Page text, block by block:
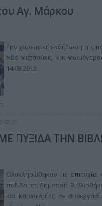
Αγ. Μάρκου
Την χορευτική εκδήλωση της
Νέα Ματσούκα, «οι
14.08.2012.
08:25
ΠΥΞΙΔΑ ΤΗΝ
Oλοκληρώθηκαν με επιτυχία
πυξίδα τη Δημοτική
και καινοτομίας σε